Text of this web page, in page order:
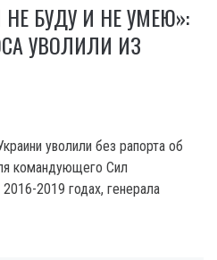
БУДУ И НЕ УМЕЮ»:
УВОЛИЛИ ИЗ
уволили без рапорта об
командующего Сил
2019 годах, генерала